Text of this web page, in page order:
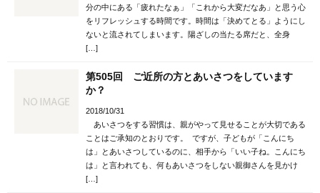
分の中にある「疲れたなぁ」「これから大変だなあ」と思う心
をリフレッシュする時間です。時間は「決めてとる」ようにし
ないと流されてしまいます。陽ざしの当たる席だと、全身
[…]
第505回 ご近所の方とあいさつをしています
か？
2018/10/31
あいさつをする習慣は、親がやって見せることが大切である
ことはご承知のとおりです。 ですが、子どもが「こんにち
は」とあいさつしているのに、相手から「いい子ね。こんにち
は」と言われても、何もあいさつをしない親御さんを見かけ
[…]